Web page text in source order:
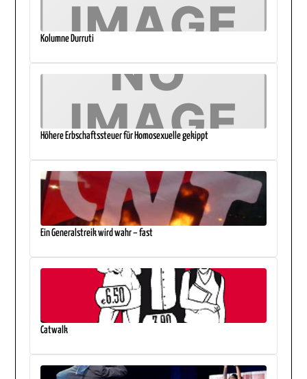
Kolumne Durruti
Höhere Erbschaftssteuer für Homosexuelle gekippt
Ein Generalstreik wird wahr – fast
Catwalk